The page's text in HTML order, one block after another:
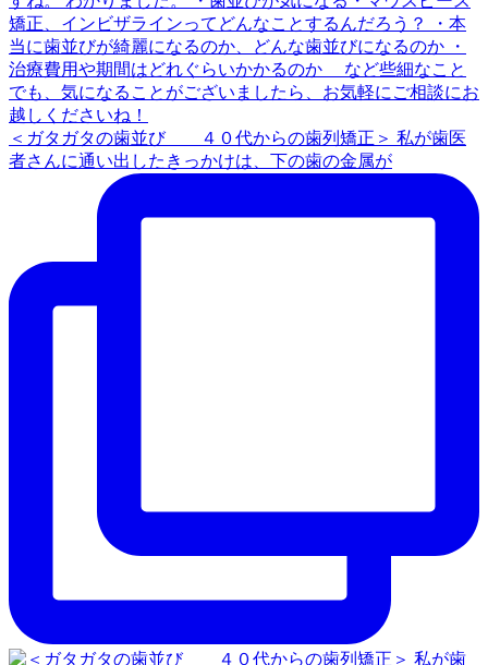
＜ガタガタの歯並び ４０代からの歯列矯正＞ 私が歯医
者さんに通い出したきっかけは、下の歯の金属が